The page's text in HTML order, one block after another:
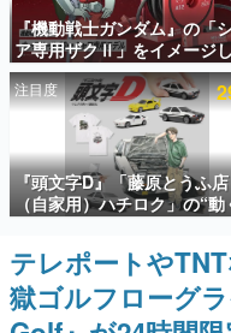
アプリセール情報
インタビュー
連載・特集
殿堂入り記
SNS拡散数が
ど。多くの人
事をまとめま
ゲームの企
名作ゲームク
聞きし、ヒッ
きます。
『機動戦士ガンダム』の「
ア専用ザクⅡ」をイメージ
散水ホースリールが予約開
本体にはシャアのパーソナ
ークやジオン公国軍のエン
ム、型式番号などを配置
注目度
『頭文字D』「藤原とうふ店
（自家用）ハチロク」の“
ィッシュケース”が買えるポ
アップショップが開催へ。マ
ガの舞台である群馬の「イ
モール高崎」にて、8月11
ら8月20日までの期間限定
テレポートや
獄ゴルフローグ